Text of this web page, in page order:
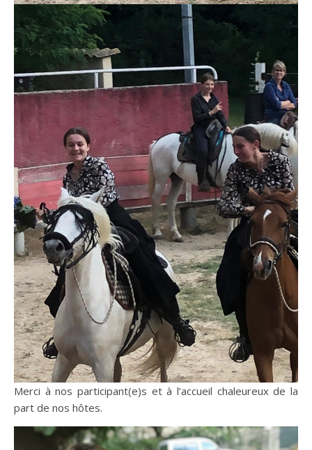
Merci à nos participant(e)s et à l’accueil chaleureux de la
part de nos hôtes.